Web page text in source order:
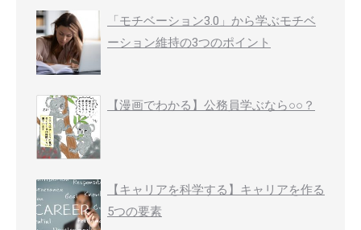
「モチベーション3.0」から学ぶモチベ
ーション維持の3つのポイント
【漫画でわかる】公務員学ぶなら○○？
【キャリアを科学する】キャリアを作る
5つの要素